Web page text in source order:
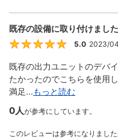
既存の設備に取り付けました
5.0 2023/
既存の出力ユニットのデバ
たかったのでこちらを使用
満足...もっと読む
0人が参考にしています。
このレビューは参考になりました